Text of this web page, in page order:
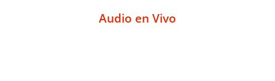
Audio en Vivo